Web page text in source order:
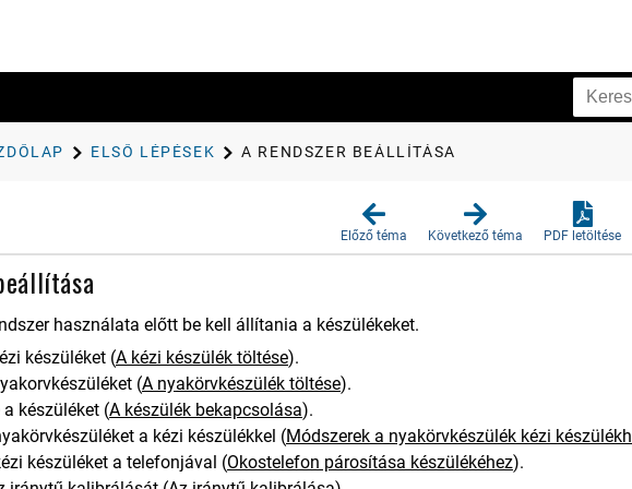
ELSŐ LÉPÉSEK A RENDSZER BEÁLLÍTÁSA
Előző téma Következő téma PDF letöltése
használata előtt be kell állítania a készülékeket.
készüléket (A kézi készülék töltése).
(A nyakörvkészülék töltése).
készüléket (A készülék bekapcsolása).
a kézi készülékkel (Módszerek a nyakörvkészülék kézi
készüléket a telefonjával (Okostelefon párosítása készülékéhez).